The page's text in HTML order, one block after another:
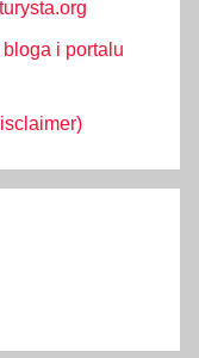
i portalu